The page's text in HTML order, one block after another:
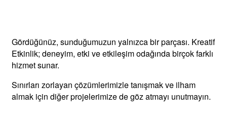
Gördüğünüz, sunduğumuzun yalnızca bir parçası. Kreatif
Etkinlik; deneyim, etki ve etkileşim odağında birçok farklı
hizmet sunar.
Sınırları zorlayan çözümlerimizle tanışmak ve ilham
almak için diğer projelerimize de göz atmayı unutmayın.